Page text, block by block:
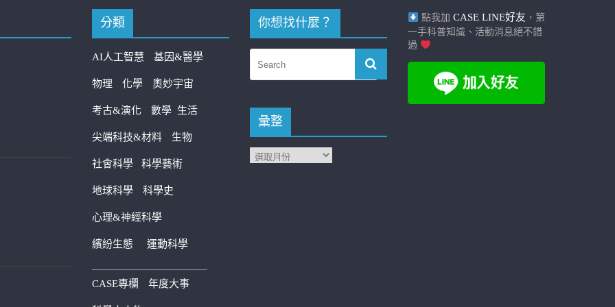
分類
AI人工智慧 基因&醫學
物理 化學 奧妙宇宙
考古&演化 數學 生活
尖端科技&材料 生物
社會科學 科學藝術
地球科學 科學史
心理&神經科學
繽紛生態 運動科學
————————————
CASE專欄 年度大事
你想找什麼？
彙整
點我加 CASE LINE好友 ，第
一手科普知識、活動消息絕不錯
過